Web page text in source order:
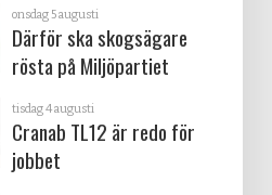
onsdag 5 augusti
Därför ska skogsägare
rösta på Miljöpartiet
tisdag 4 augusti
Cranab TL12 är redo för
jobbet